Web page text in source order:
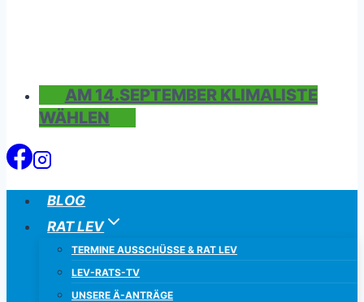
AM 14.SEPTEMBER KLIMALISTE
WÄHLEN
BLOG
RAT LEV
TERMINE AUSSCHÜSSE & RAT LEV
LEV-RATS-TV
UNSERE Ä-ANTRÄGE